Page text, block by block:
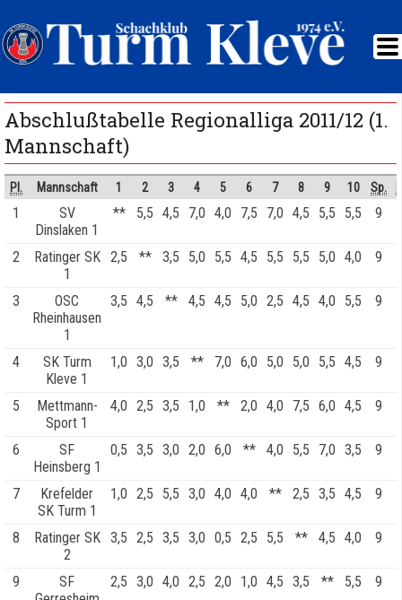
Abschlußtabelle Regionalliga 2011/12 (1.
Mannschaft)
Pl. Mannschaft 1 2 3 4 5 6 7 8 9 10 Sp.
1
SV
Dinslaken 1
** 5,5 4,5 7,0 4,0 7,5 7,0 4,5 5,5 5,5 9
2
Ratinger SK
1
2,5 ** 3,5 5,0 5,5 4,5 5,5 5,5 5,0 4,0 9
3
OSC
Rheinhausen
1
3,5 4,5 ** 4,5 4,5 5,0 2,5 4,5 4,0 5,5 9
4
SK Turm
Kleve 1
1,0 3,0 3,5 ** 7,0 6,0 5,0 5,0 5,5 4,5 9
5
Mettmann-
Sport 1
4,0 2,5 3,5 1,0 ** 2,0 4,0 7,5 6,0 4,5 9
6
SF
Heinsberg 1
0,5 3,5 3,0 2,0 6,0 ** 4,0 5,5 7,0 3,5 9
7
Krefelder
SK Turm 1
1,0 2,5 5,5 3,0 4,0 4,0 ** 2,5 3,5 4,5 9
8
Ratinger SK
2
3,5 2,5 3,5 3,0 0,5 2,5 5,5 ** 4,5 4,0 9
9
SF
2,5 3,0 4,0 2,5 2,0 1,0 4,5 3,5 ** 5,5 9